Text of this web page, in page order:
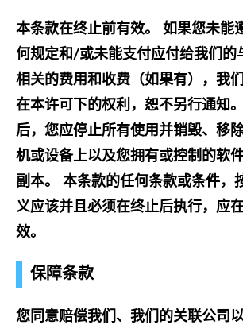
本条款在终止前有效。 如果您未能
何规定和/或未能支付应付给我们的
相关的费用和收费（如果有），我
在本许可下的权利，恕不另行通知
后，您应停止所有使用并销毁、移
机或设备上以及您拥有或控制的软
副本。 本条款的任何条款或条件，
义应该并且必须在终止后执行，应
效。
保障条款
您同意赔偿我们、我们的关联公司